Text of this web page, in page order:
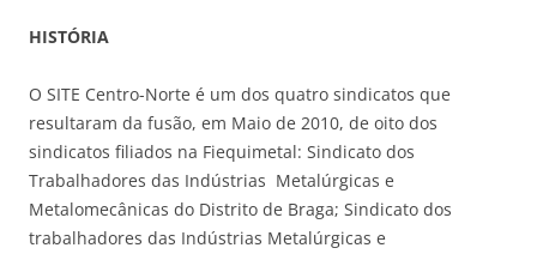
HISTÓRIA
O SITE Centro-Norte é um dos quatro sindicatos que
resultaram da fusão, em Maio de 2010, de oito dos
sindicatos filiados na Fiequimetal: Sindicato dos
Trabalhadores das Indústrias Metalúrgicas e
Metalomecânicas do Distrito de Braga; Sindicato dos
trabalhadores das Indústrias Metalúrgicas e